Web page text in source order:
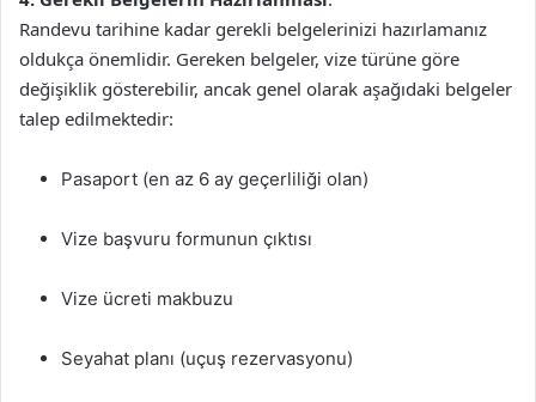
Randevu tarihine kadar gerekli belgelerinizi hazırlamanız
oldukça önemlidir. Gereken belgeler, vize türüne göre
değişiklik gösterebilir, ancak genel olarak aşağıdaki belgeler
talep edilmektedir:
Pasaport (en az 6 ay geçerliliği olan)
Vize başvuru formunun çıktısı
Vize ücreti makbuzu
Seyahat planı (uçuş rezervasyonu)